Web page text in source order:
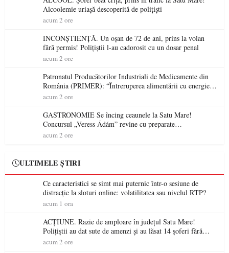
Alcoolemie uriașă descoperită de polițiști
acum 2 ore
INCONȘTIENȚĂ. Un oșan de 72 de ani, prins la volan
fără permis! Polițiștii l-au cadorosit cu un dosar penal
acum 2 ore
Patronatul Producătorilor Industriali de Medicamente din
România (PRIMER): “Întreruperea alimentării cu energie
electrică a fabricilor de medicamente va pune în pericol
acum 2 ore
GASTRONOMIE Se încing ceaunele la Satu Mare!
Concursul „Veress Ádám” revine cu preparate
spectaculoase, premii și un jurat de renume
acum 2 ore
ULTIMELE ȘTIRI
Ce caracteristici se simt mai puternic într-o sesiune de
distracție la sloturi online: volatilitatea sau nivelul RTP?
acum 1 ora
ACȚIUNE. Razie de amploare în județul Satu Mare!
Polițiștii au dat sute de amenzi și au lăsat 14 șoferi fără
permis într-o singură zi
acum 2 ore